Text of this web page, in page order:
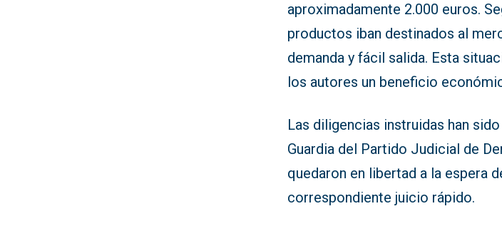
aproximadamente 2.000 euros.
productos iban destinados al
demanda y fácil salida. Esta
los autores un beneficio
Las diligencias instruidas han
Guardia del Partido Judicial de
quedaron en libertad a la espera
correspondiente juicio rápido.